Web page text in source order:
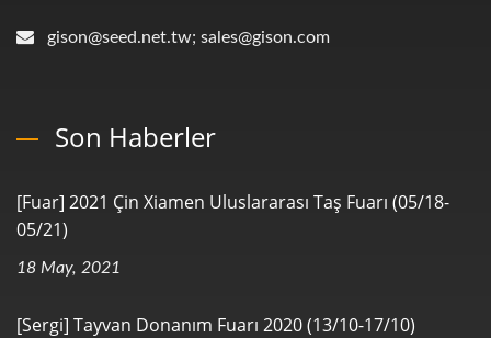
gison@seed.net.tw; sales@gison.com
Son Haberler
[Fuar] 2021 Çin Xiamen Uluslararası Taş Fuarı (05/18-
05/21)
18 May, 2021
[Sergi] Tayvan Donanım Fuarı 2020 (13/10-17/10)